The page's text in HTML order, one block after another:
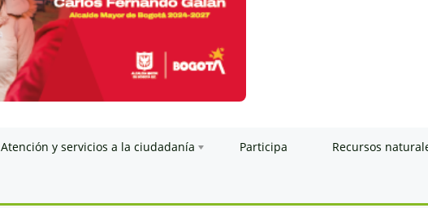
Atención y servicios a la ciudadanía Participa Recursos